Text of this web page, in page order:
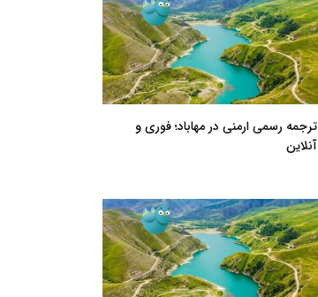
ترجمه رسمی ارمنی در مهاباد؛ فوری و
آنلاین